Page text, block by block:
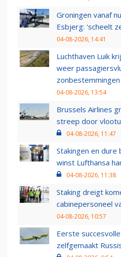
Groningen vanaf
Esbjerg: 'scheelt
04-08-2026, 14:41
Luchthaven Luik
weer
zonbestemmingen
04-08-2026, 13:54
Brussels Airlines
streep door
04-08-2026, 11:47
Stakingen en dure
winst Lufthansa
04-08-2026, 11:38
Staking dreigt
cabinepersoneel
04-08-2026, 10:57
Eerste
zelfgemaakt